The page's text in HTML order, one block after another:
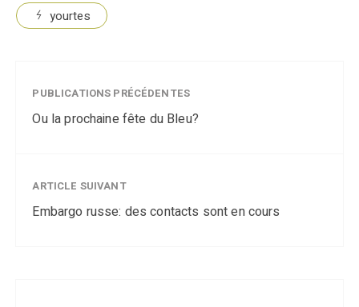
yourtes
PUBLICATIONS PRÉCÉDENTES
Ou la prochaine fête du Bleu?
ARTICLE SUIVANT
Embargo russe: des contacts sont en cours